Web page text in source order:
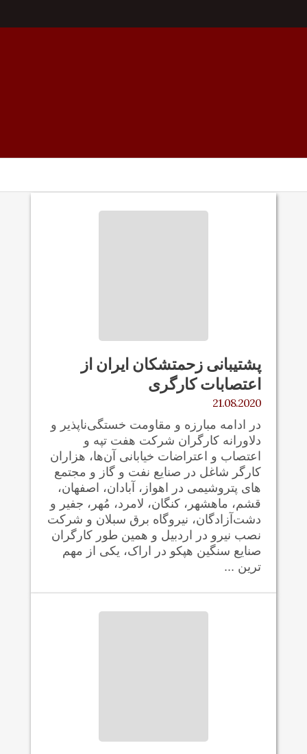
پشتیبانی زحمتشکان ایران از
اعتصابات کارگری
21.08.2020
در ادامه مبارزه و مقاومت خستگی‌ناپذیر و
دلاورانه کارگران شرکت هفت تپه و
اعتصاب و اعتراضات خیابانی آن‌ها، هزاران
کارگر شاغل در صنایع نفت و گاز و مجتمع
های پتروشیمی در اهواز، آبادان، اصفهان،
قشم، ماهشهر، کنگان، لامرد، مُهر، جفیر و
دشت‌آزادگان، نیروگاه برق سبلان و شرکت
نصب نیرو در اردبیل و همین طور کارگران
صنایع سنگین هپکو در اراک، یکی از مهم
ترین ...